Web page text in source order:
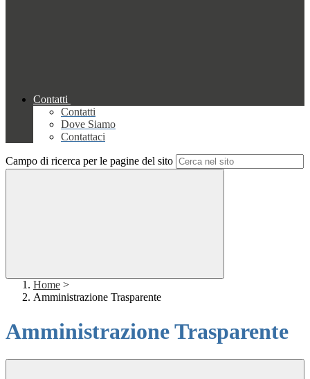
Contatti
Contatti
Dove Siamo
Contattaci
Campo di ricerca per le pagine del sito
Home >
Amministrazione Trasparente
Amministrazione Trasparente